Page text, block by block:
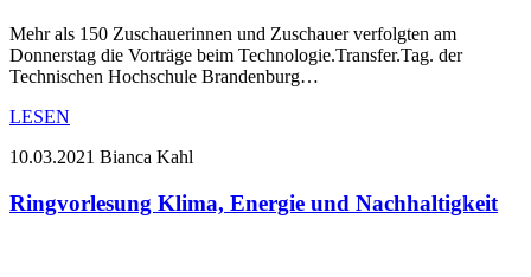
Mehr als 150 Zuschauerinnen und Zuschauer verfolgten am
Donnerstag die Vorträge beim Technologie.Transfer.Tag. der
Technischen Hochschule Brandenburg…
LESEN
10.03.2021 Bianca Kahl
Ringvorlesung Klima, Energie und Nachhaltigkeit